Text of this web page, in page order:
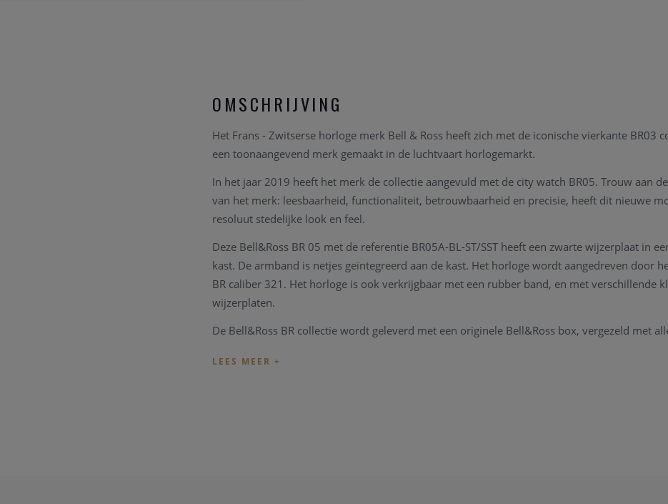
OMSCHRIJVING
Het Frans - Zwitserse horloge merk Bell & Ross heeft zich met de iconische vierkante BR03
een toonaangevend merk gemaakt in de luchtvaart horlogemarkt.
In het jaar 2019 heeft het merk de collectie aangevuld met de city watch BR05. Trouw aan
van het merk: leesbaarheid, functionaliteit, betrouwbaarheid en precisie, heeft dit nieuwe
resoluut stedelijke look en feel.
Deze Bell&Ross BR 05 met de referentie BR05A-BL-ST/SST heeft een zwarte wijzerplaat in
kast. De armband is netjes geïntegreerd aan de kast. Het horloge wordt aangedreven door
BR caliber 321. Het horloge is ook verkrijgbaar met een rubber band, en met verschillende
wijzerplaten.
De Bell&Ross BR collectie wordt geleverd met een originele Bell&Ross box, vergezeld met